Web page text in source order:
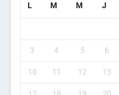
L M M J
3 4 5 6
10 11 12 13